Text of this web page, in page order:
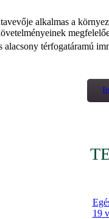
alkalmas a
térfogatáramú
19